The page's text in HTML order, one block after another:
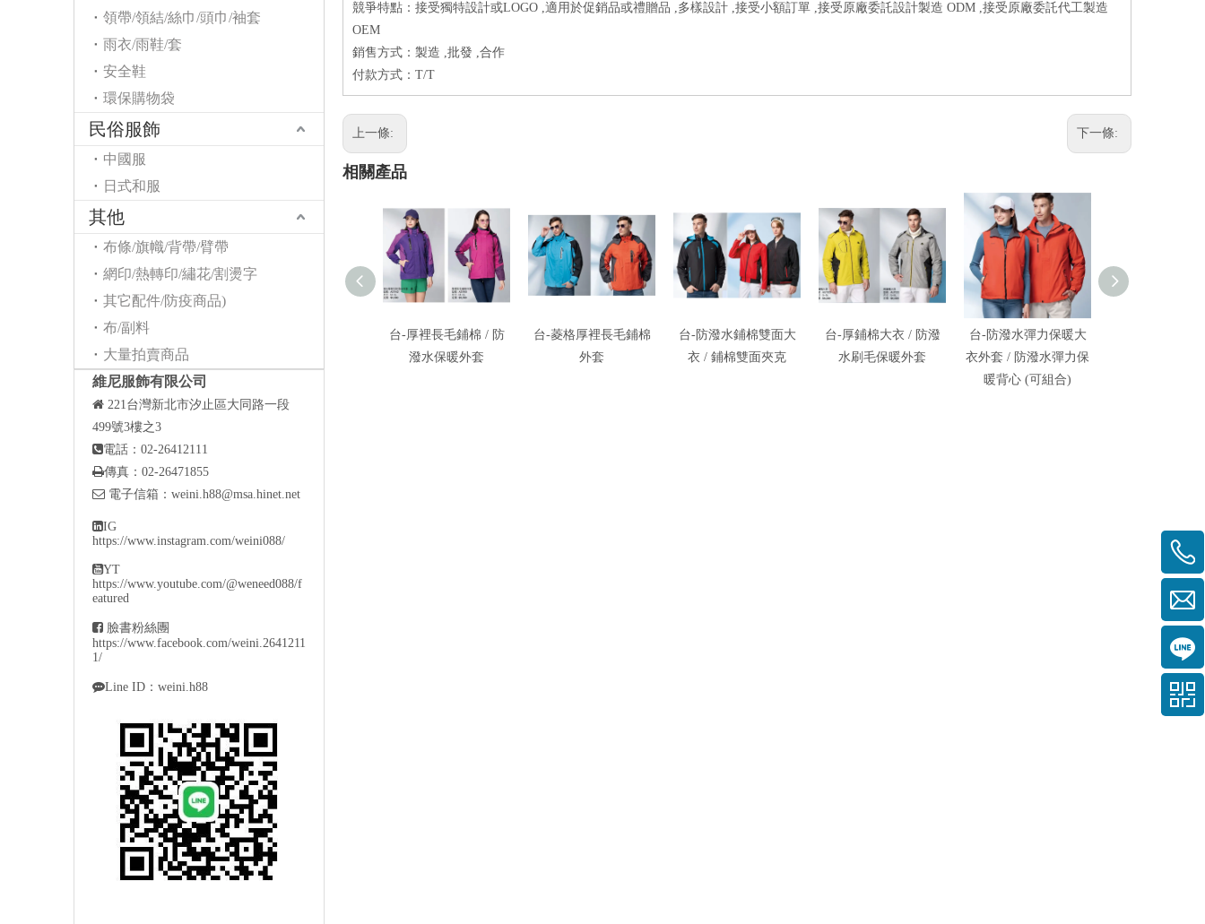
領帶/領結/絲巾/頭巾/袖套
雨衣/雨鞋/套
安全鞋
環保購物袋
民俗服飾
中國服
日式和服
其他
布條/旗幟/背帶/臂帶
網印/熱轉印/繡花/割燙字
其它配件/防疫商品)
布/副料
大量拍賣商品
維尼服飾有限公司
 221台灣新北市汐止區大同路一段
499號3樓之3
電話：02-26412111
傳真：02-26471855
 電子信箱： weini.h88@msa.hinet.net
IG
https://www.instagram.com/weini088/
YT
https://www.youtube.com/@weneed088/f
eatured
 臉書粉絲團
https://www.facebook.com/weini.2641211
1/
Line ID：weini.h88
競爭特點：接受獨特設計或LOGO ,適用於促銷品或禮贈品 ,多樣設計 ,接受小額訂單 ,接受原廠委託設計製造 ODM ,接受原廠委託代工製造
OEM
銷售方式：製造 ,批發 ,合作
付款方式：T/T
上一條: 下一條:
相關產品
台-厚裡長毛鋪棉 / 防
潑水保暖外套
台-菱格厚裡長毛鋪棉
外套
台-防潑水鋪棉雙面大
衣 / 鋪棉雙面夾克
台-厚鋪棉大衣 / 防潑
水刷毛保暖外套
台-防潑水彈力保暖大
衣外套 / 防潑水彈力保
暖背心 (可組合)